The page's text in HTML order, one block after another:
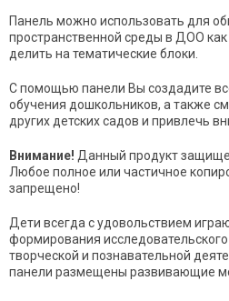
Панель можно использовать для
пространственной среды в ДОО
делить на тематические блоки.
С помощью панели Вы создадите
обучения дошкольников, а также
других детских садов и привлечь
Внимание! Данный продукт
Любое полное или частичное
запрещено!
Дети всегда с удовольствием
формирования
творческой и познавательной
панели размещены развивающие